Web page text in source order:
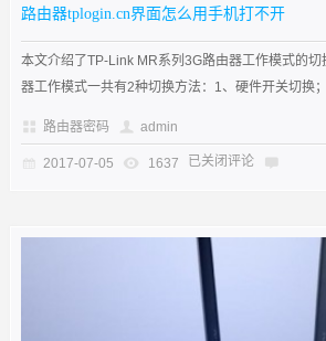
路由器tplogin.cn界面怎么用手机打不开
本文介绍了TP-Link MR系列3G路由器工作模式的
器工作模式一共有2种切换方法：1、硬件开关切换
路由器密码 admin
2017-07-05 1637 已关闭评论